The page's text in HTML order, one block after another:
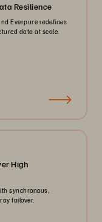
Resilience
Everpure redefines
data at scale.
High
synchronous,
failover.